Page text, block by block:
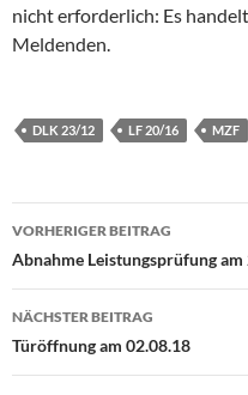
nicht erforderlich: Es
Meldenden.
DLK 23/12 LF 20/16 MZF
VORHERIGER BEITRAG
Abnahme Leistungsprüfung am
NÄCHSTER BEITRAG
Türöffnung am 02.08.18